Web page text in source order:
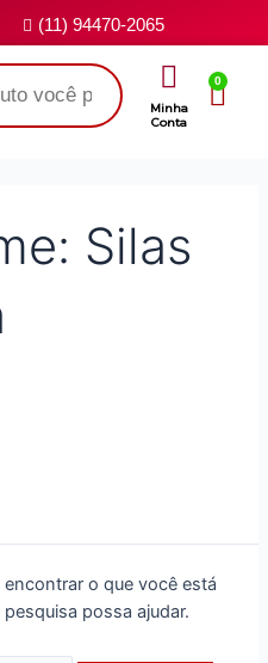
(11) 94470-2065
Minha
Conta
0
Silas
o que você está
possa ajudar.